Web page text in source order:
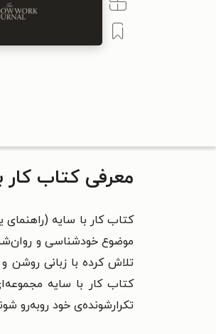
معرفی کتاب کار
کتاب کار با سایه
موضوع خودشناسی و
تلاش کرده با زبانی
کتاب کار با سایه
تکرارشونده‌ی خود روبه‌رو